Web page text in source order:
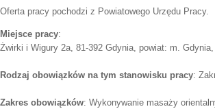
Oferta pracy pochodzi z Powiatowego Urzędu Pracy.
Miejsce pracy:
Żwirki i Wigury 2a, 81-392 Gdynia, powiat: m.
Rodzaj obowiązków na tym stanowisku pracy:
Zakres obowiązków: Wykonywanie masaży